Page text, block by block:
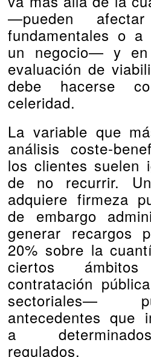
—pueden
fundamentales o
un negocio— y
evaluación de
debe hacerse
celeridad.
La variable que
análisis coste-
los clientes suelen
de no recurrir.
adquiere firmeza
de embargo
generar recargos
20% sobre la
ciertos
contratación
sectoriales—
antecedentes que
a
regulados.